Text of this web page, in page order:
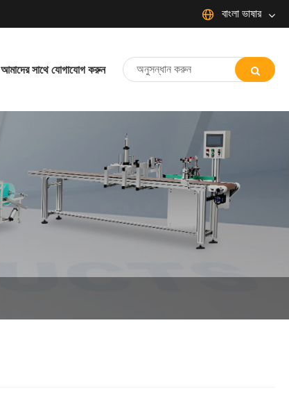
বাংলা ভাষার
Français 日本語 Deutsch
Italiano Nederlands ภาษาไทย
Svenska magyar
বাংলা ভাষার Dansk Suomi
Pilipino Türkçe Gaeilge
தமிழ் తెలుగు नेपाली
আমাদের সাথে যোগাযোগ করুন